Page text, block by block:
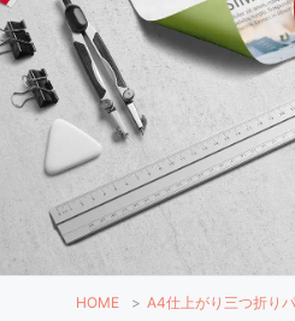
HOME > A4仕上がり三つ折り